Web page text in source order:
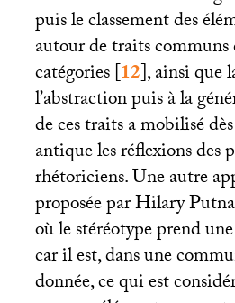
puis le classement des
autour de traits communs
catégories[12], ainsi que
l’abstraction puis à la
de ces traits a mobilisé
antique les réflexions des
rhétoriciens. Une autre
proposée par Hilary
où le stéréotype prend
car il est, dans une
donnée, ce qui est